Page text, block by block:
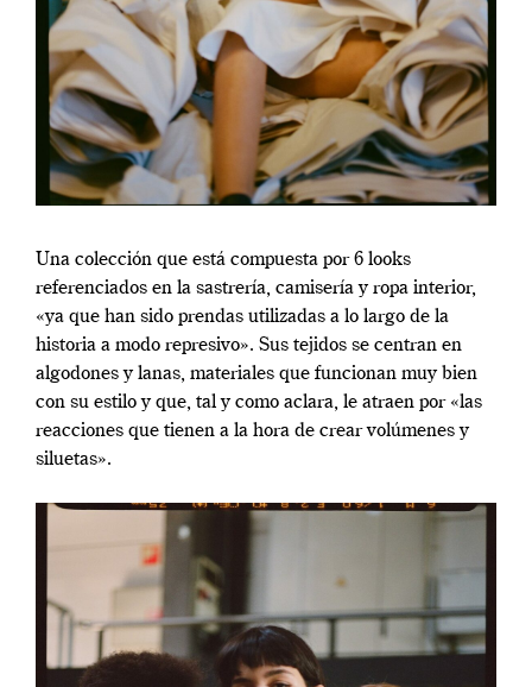
Una colección que está compuesta por 6 looks
referenciados en la sastrería, camisería y ropa interior,
«ya que han sido prendas utilizadas a lo largo de la
historia a modo represivo». Sus tejidos se centran en
algodones y lanas, materiales que funcionan muy bien
con su estilo y que, tal y como aclara, le atraen por «las
reacciones que tienen a la hora de crear volúmenes y
siluetas».